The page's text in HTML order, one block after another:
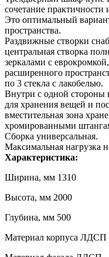
сочетание
Это оптимальный
пространства.
Раздвижные створки
центральная створка
зеркалами с
расширенного
по 3 стекла с лакобелью.
Внутри с одной стороны
для хранения вещей и
вместительная зона
хромированными
Сборка универсальная.
Максимальная нагрузка
Характеристика:
Ширина, мм 1310
Высота, мм 2000
Глубина, мм 500
Материал корпуса ЛДСП